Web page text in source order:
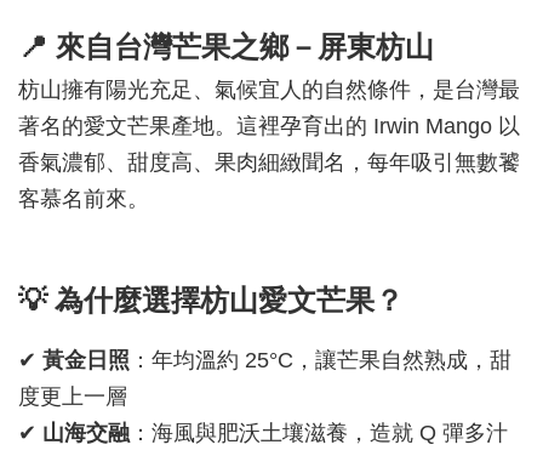
📍 來自台灣芒果之鄉－屏東枋山
枋山擁有陽光充足、氣候宜人的自然條件，是台灣最
著名的愛文芒果產地。這裡孕育出的 Irwin Mango 以
香氣濃郁、甜度高、果肉細緻聞名，每年吸引無數饕
客慕名前來。
💡 為什麼選擇枋山愛文芒果？
✔ 黃金日照 ：年均溫約 25°C，讓芒果自然熟成，甜
度更上一層
✔ 山海交融 ：海風與肥沃土壤滋養，造就 Q 彈多汁